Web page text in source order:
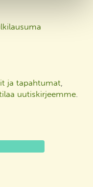
ja tapahtumat
uutiskirjeemme